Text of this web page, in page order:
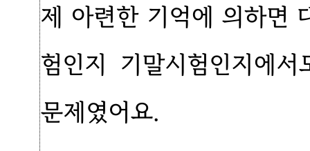
제 아련한 기억에 의하면
험인지 기말시험인지에
문제였어요.